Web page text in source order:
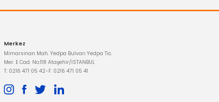
Merkez
Mimarsinan Mah. Yedpa Bulvarı Yedpa Tic.
Mer. E Cad. No:118 Ataşehir/İSTANBUL
T: 0216 471 05 42-F: 0216 471 05 41